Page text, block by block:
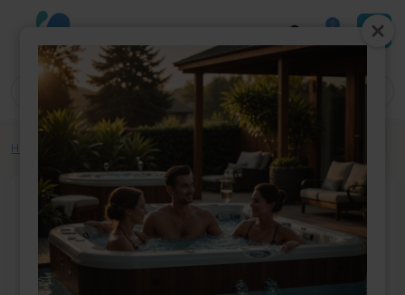
0
Home Whirlpool-Teile Filterkartusche SC701